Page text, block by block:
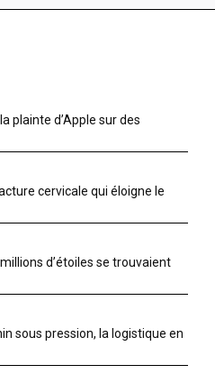
plainte d’Apple sur des
cervicale qui éloigne le
d’étoiles se trouvaient
sous pression, la logistique en